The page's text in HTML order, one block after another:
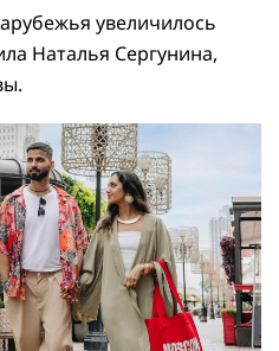
увеличилось
Наталья Сергунина,